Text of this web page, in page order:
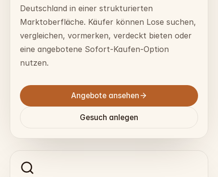
Deutschland in einer strukturierten
Marktoberfläche. Käufer können Lose suchen,
vergleichen, vormerken, verdeckt bieten oder
eine angebotene Sofort-Kaufen-Option
nutzen.
Angebote ansehen
Gesuch anlegen